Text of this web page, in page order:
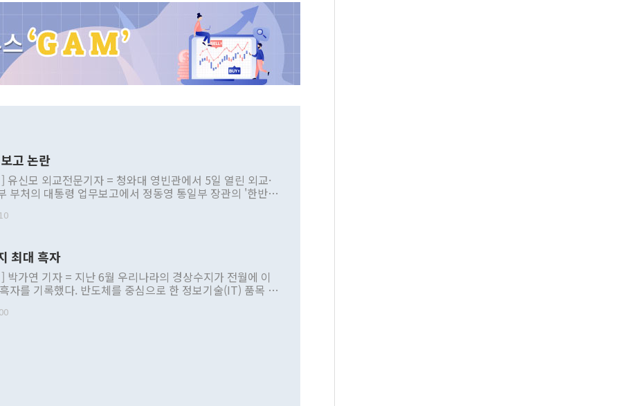
고 논란
유신모 외교전문기자 = 청와대 영빈관에서 5일 열린 외교·
부처의 대통령 업무보고에서 정동영 통일부 장관의 '한반도
부 내 조율을 거치지 않은 사안을 정책으로 추진하겠다고 공
근거한 비현실적 구상'이라는 비판을 내놨다. 그동안 정 장
관련 발언이 물의를 빚은 적은 여러 번 있지만 대통령과 유
공개적으로 부정적 입장을 표명한 것은 이례적이다. 정 장
북 접근법과 월권을 제어해야 한다는 목소리도 높아지고 있
최대 흑자
박가연 기자 = 지난 6월 우리나라의 경상수지가 전월에 이
자를 기록했다. 반도체를 중심으로 한 정보기술(IT) 품목 수
르